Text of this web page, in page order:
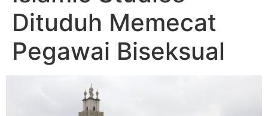
Dituduh Memecat
Pegawai Biseksual